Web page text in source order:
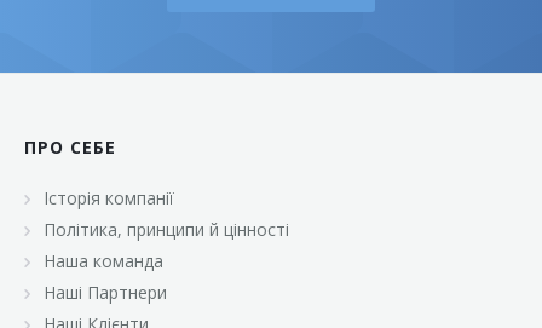
ПРО СЕБЕ
Історія компанії
Політика, принципи й цінності
Наша команда
Наші Партнери